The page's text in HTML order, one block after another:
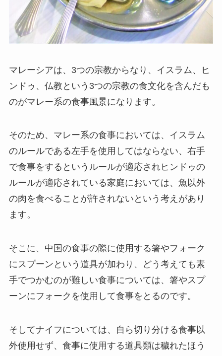
マレーシアは、3つの宗教からなり、イスラム、ヒ
ンドゥ、仏教という3つの宗教の食文化を含んだも
のがマレー系の食事風景になります。
そのため、マレー系の食事においては、イスラム
のルールである左手を使用してはならない、右手
で食事をするというルールが適応されヒンドゥの
ルールが適応されている家庭においては、魚以外
の肉を食べることが許されないという考えがあり
ます。
そこに、中国の食事の際に使用する箸やフォーク
にスプーンという道具が加わり、どう考えても素
手でつかむのが難しい食事については、箸やスプ
ーンにフォークを使用して食事をとるのです。
そしてナイフについては、自ら切り分ける食事以
外使用せず、食事に使用する道具類は穢れたほう